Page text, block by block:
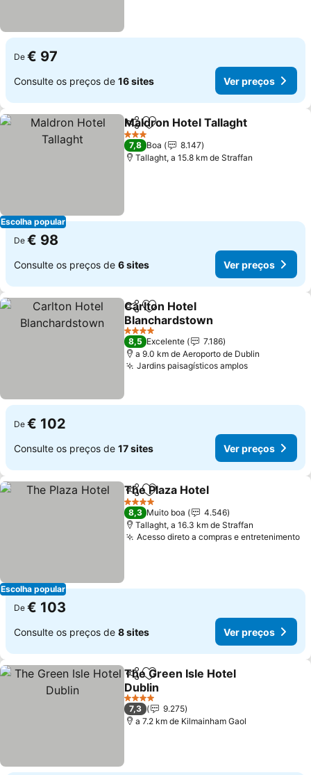
De € 97
Consulte os preços de 16 sites Ver preços
Escolha popular
PartilharAdicionar aos favoritos
Maldron Hotel Tallaght
3 Estrelas
7,8 Boa
8.147
Tallaght, a 15.8 km de Straffan
De € 98
Consulte os preços de 6 sites Ver preços
PartilharAdicionar aos favoritos
Carlton Hotel
Blanchardstown
Ver preços
4 Estrelas
8,5 Excelente
7.186
a 9.0 km de Aeroporto de Dublin
Jardins paisagísticos amplosVer preços
De € 102
Consulte os preços de 17 sites Ver preços
Escolha popular
PartilharAdicionar aos favoritos
The Plaza Hotel
4 Estrelas
8,3 Muito boa
4.546
Tallaght, a 16.3 km de Straffan
Acesso direto a compras e entretenimento
De € 103
Consulte os preços de 8 sites Ver preços
PartilharAdicionar aos favoritos
The Green Isle Hotel
Dublin
Ver preços
4 Estrelas
7,3
9.275
a 7.2 km de Kilmainham Gaol